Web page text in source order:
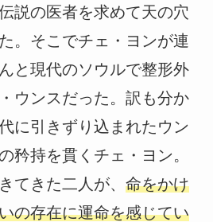
説の医者を求めて天の穴
。そこでチェ・ヨンが連
と現代のソウルで整形外
ウンスだった。訳も分か
に引きずり込まれたウン
矜持を貫くチェ・ヨン。
てきた二人が、 命をかけ
の存在に運命を感じてい